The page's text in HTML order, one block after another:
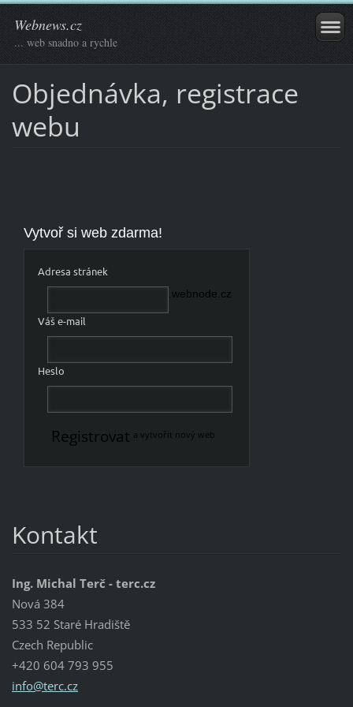
Webnews.cz
... web snadno a rychle
Objednávka, registrace
webu
Vytvoř si web zdarma!
Adresa stránek
.webnode.cz
Váš e-mail
Heslo
Registrovat a vytvořit nový web
Kontakt
Ing. Michal Terč - terc.cz
Nová 384
533 52 Staré Hradiště
Czech Republic
+420 604 793 955
info@terc.cz